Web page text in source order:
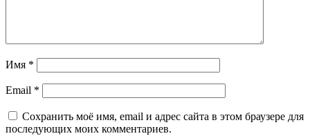
Имя *
Email *
Сохранить моё имя, email и адрес сайта в этом браузере для
последующих моих комментариев.